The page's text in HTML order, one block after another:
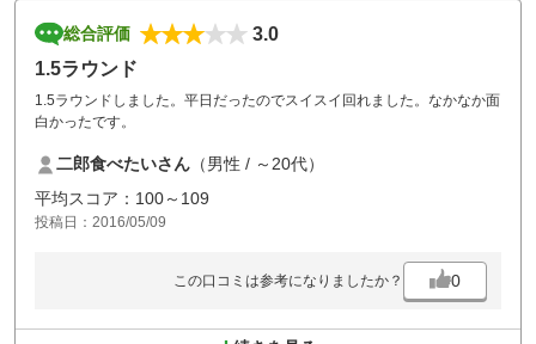
総合評価
3.0
1.5ラウンド
1.5ラウンドしました。平日だったのでスイスイ回れました。なかなか面
白かったです。
二郎食べたいさん （男性 / ～20代）
平均スコア：100～109
投稿日：2016/05/09
この口コミは参考になりましたか？ 0